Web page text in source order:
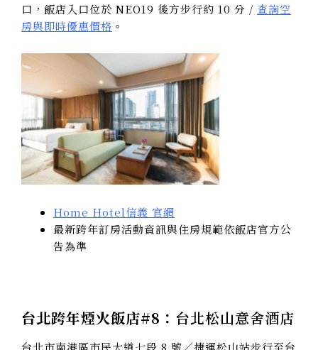
口，飯店入口位於 NEO19 後方步行約 10 分 / 查詢空
房與即時優惠價格 。
Home Hotel信義 官網
最新跨年訂房活動資訊與住房規範依飯店官方公
告為準
台北跨年煙火飯店#8： 台北松山意舍酒店
台北市南港區市民大道七段 8 號／捷運松山站步行至台